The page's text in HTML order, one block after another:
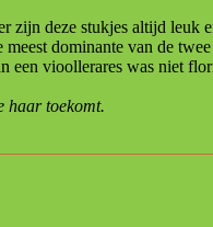
deze stukjes altijd leuk
dominante van de
vioollerares was niet
haar toekomt.